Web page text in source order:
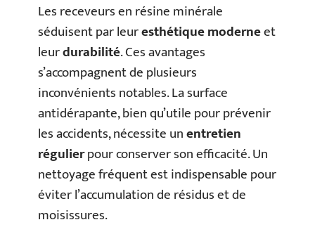
Les receveurs en résine minérale
séduisent par leuresthétique moderneet
leurdurabilité. Ces avantages
s’accompagnent de plusieurs
inconvénients notables. La surface
antidérapante, bien qu’utile pour prévenir
les accidents, nécessite unentretien
régulierpour conserver son efficacité. Un
nettoyage fréquent est indispensable pour
éviter l’accumulation de résidus et de
moisissures.